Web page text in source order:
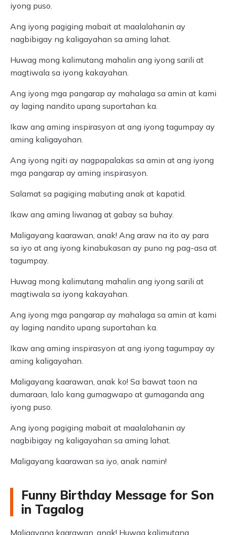
iyong puso.
Ang iyong pagiging mabait at maalalahanin ay
nagbibigay ng kaligayahan sa aming lahat.
Huwag mong kalimutang mahalin ang iyong sarili at
magtiwala sa iyong kakayahan.
Ang iyong mga pangarap ay mahalaga sa amin at kami
ay laging nandito upang suportahan ka.
Ikaw ang aming inspirasyon at ang iyong tagumpay ay
aming kaligayahan.
Ang iyong ngiti ay nagpapalakas sa amin at ang iyong
mga pangarap ay aming inspirasyon.
Salamat sa pagiging mabuting anak at kapatid.
Ikaw ang aming liwanag at gabay sa buhay.
Maligayang kaarawan, anak! Ang araw na ito ay para
sa iyo at ang iyong kinabukasan ay puno ng pag-asa at
tagumpay.
Huwag mong kalimutang mahalin ang iyong sarili at
magtiwala sa iyong kakayahan.
Ang iyong mga pangarap ay mahalaga sa amin at kami
ay laging nandito upang suportahan ka.
Ikaw ang aming inspirasyon at ang iyong tagumpay ay
aming kaligayahan.
Maligayang kaarawan, anak ko! Sa bawat taon na
dumaraan, lalo kang gumagwapo at gumaganda ang
iyong puso.
Ang iyong pagiging mabait at maalalahanin ay
nagbibigay ng kaligayahan sa aming lahat.
Maligayang kaarawan sa iyo, anak namin!
Funny Birthday Message for Son
in Tagalog
Maligayang kaarawan, anak! Huwag kalimutang